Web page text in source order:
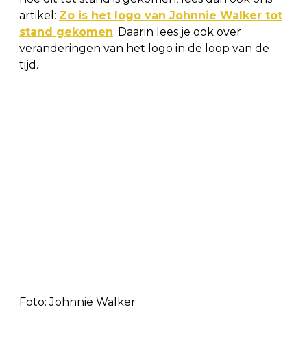
artikel: Zo is het logo van Johnnie Walker tot
stand gekomen. Daarin lees je ook over
veranderingen van het logo in de loop van de
tijd.
Foto: Johnnie Walker